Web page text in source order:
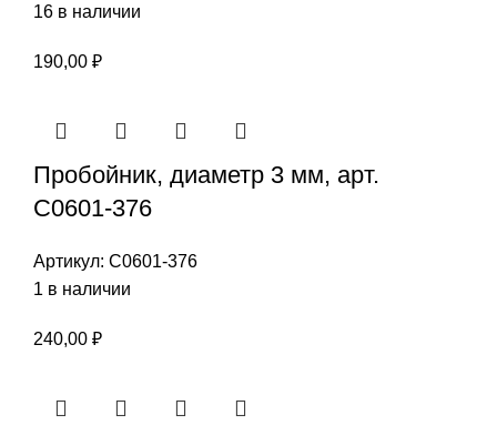
16 в наличии
190,00 ₽
Пробойник, диаметр 3 мм, арт.
С0601-376
Артикул: С0601-376
1 в наличии
240,00 ₽